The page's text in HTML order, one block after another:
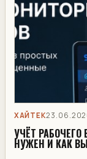
ХАЙТЕК
УЧЁТ
НУЖЕН И КАК